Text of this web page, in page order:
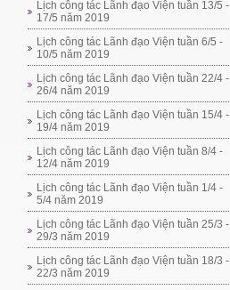
Lịch công tác Lãnh đạo Viện tuần 13/5 -
17/5 năm 2019
Lịch công tác Lãnh đạo Viện tuần 6/5 -
10/5 năm 2019
Lịch công tác Lãnh đạo Viện tuần 22/4 -
26/4 năm 2019
Lịch công tác Lãnh đạo Viện tuần 15/4 -
19/4 năm 2019
Lịch công tác Lãnh đạo Viện tuần 8/4 -
12/4 năm 2019
Lịch công tác Lãnh đạo Viện tuần 1/4 -
5/4 năm 2019
Lịch công tác Lãnh đạo Viện tuần 25/3 -
29/3 năm 2019
Lịch công tác Lãnh đạo Viện tuần 18/3 -
22/3 năm 2019